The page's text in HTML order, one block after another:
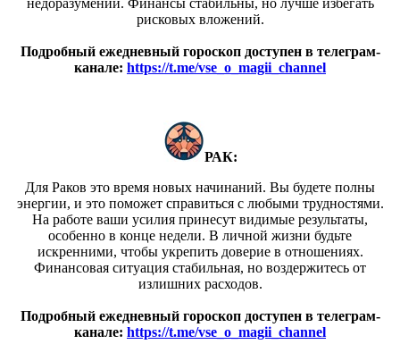
недоразумений. Финансы стабильны, но лучше избегать
рисковых вложений.
Подробный ежедневный гороскоп доступен в телеграм-
канале: https://t.me/vse_o_magii_channel
РАК:
Для Раков это время новых начинаний. Вы будете полны
энергии, и это поможет справиться с любыми трудностями.
На работе ваши усилия принесут видимые результаты,
особенно в конце недели. В личной жизни будьте
искренними, чтобы укрепить доверие в отношениях.
Финансовая ситуация стабильная, но воздержитесь от
излишних расходов.
Подробный ежедневный гороскоп доступен в телеграм-
канале: https://t.me/vse_o_magii_channel